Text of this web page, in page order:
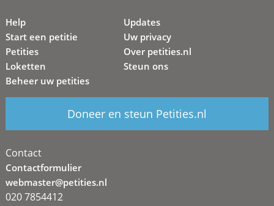
Help
Start een petitie
Petities
Loketten
Beheer uw petities
Updates
Uw privacy
Over petities.nl
Steun ons
Doneer en steun Petities.nl
Contact
Contactformulier
webmaster@petities.nl
020 7854412